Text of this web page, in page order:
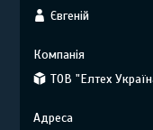
Євгеній
ТОВ "Елтех